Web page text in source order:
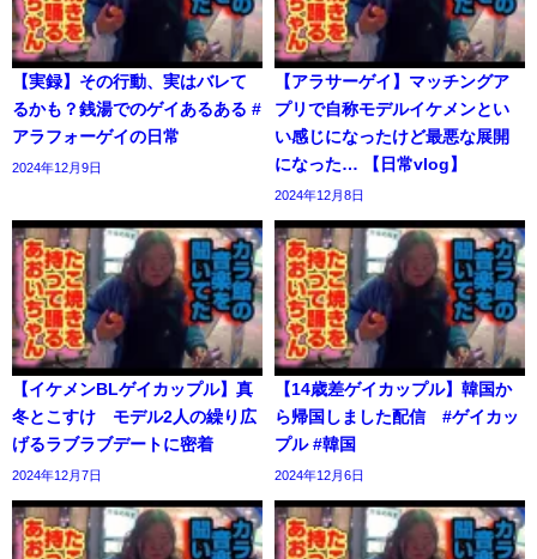
【実録】その行動、実はバレて
るかも？銭湯でのゲイあるある #
アラフォーゲイの日常
2024年12月9日
【アラサーゲイ】マッチングア
プリで自称モデルイケメンとい
い感じになったけど最悪な展開
になった… 【日常vlog】
2024年12月8日
【イケメンBLゲイカップル】真
冬とこすけ モデル2人の繰り広
げるラブラブデートに密着
2024年12月7日
【14歳差ゲイカップル】韓国か
ら帰国しました配信 #ゲイカッ
プル #韓国
2024年12月6日